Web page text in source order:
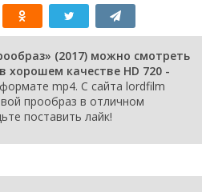
(2017) можно смотреть
хорошем качестве HD 720 -
mp4. С сайта lordfilm
прообраз в отличном
поставить лайк!